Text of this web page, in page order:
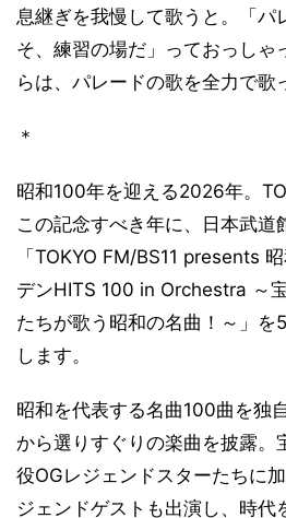
息継ぎを我慢して歌うと。「パ
そ、練習の場だ」っておっしゃ
らは、パレードの歌を全力で歌
＊
昭和100年を迎える2026年。
この記念すべき年に、日本武道
「TOKYO FM/BS11 presents
デンHITS 100 in Orchestra ～
たちが歌う昭和の名曲！～」
します。
昭和を代表する名曲100曲を独
から選りすぐりの楽曲を披露。
役OGレジェンドスターたちに
ジェンドゲストも出演し、時代